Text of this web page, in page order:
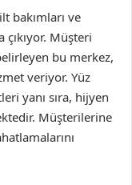
bakımları ve
Müşteri
bu merkez,
veriyor. Yüz
yanı sıra, hijyen
Müşterilerine